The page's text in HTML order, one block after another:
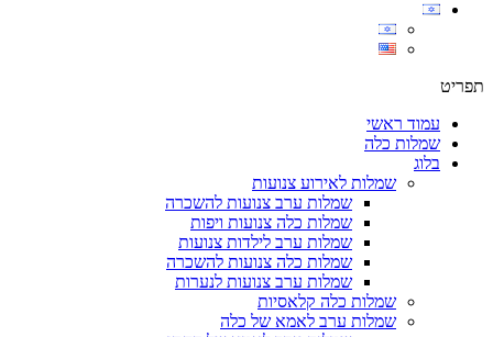
תפריט
עמוד ראשי
שמלות כלה
בלוג
שמלות לאירוע צנועות
שמלות ערב צנועות להשכרה
שמלות כלה צנועות ויפות
שמלות ערב לילדות צנועות
שמלות כלה צנועות להשכרה
שמלות ערב צנועות לנערות
שמלות כלה קלאסיות
שמלות ערב לאמא של כלה